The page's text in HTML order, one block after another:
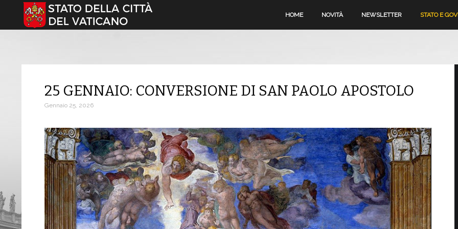
Seleziona la tua lingua HOME NOVITÀ NEWSLETTER STATO E
25 GENNAIO: CONVERSIONE DI SAN PAOLO APOSTOLO
Gennaio 25, 2026